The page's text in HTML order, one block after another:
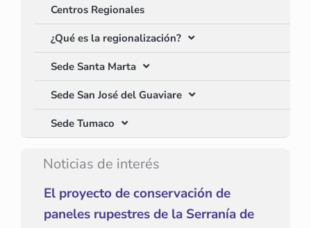
Centros Regionales
¿Qué es la regionalización?
Sede Santa Marta
Sede San José del Guaviare
Sede Tumaco
Noticias de interés
El proyecto de conservación de
paneles rupestres de la Serranía de